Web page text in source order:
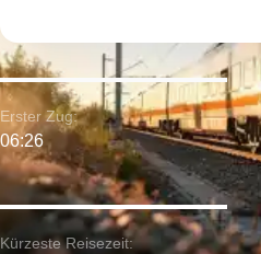
Kürzeste Reisezeit:
Erster Zug:
06:26